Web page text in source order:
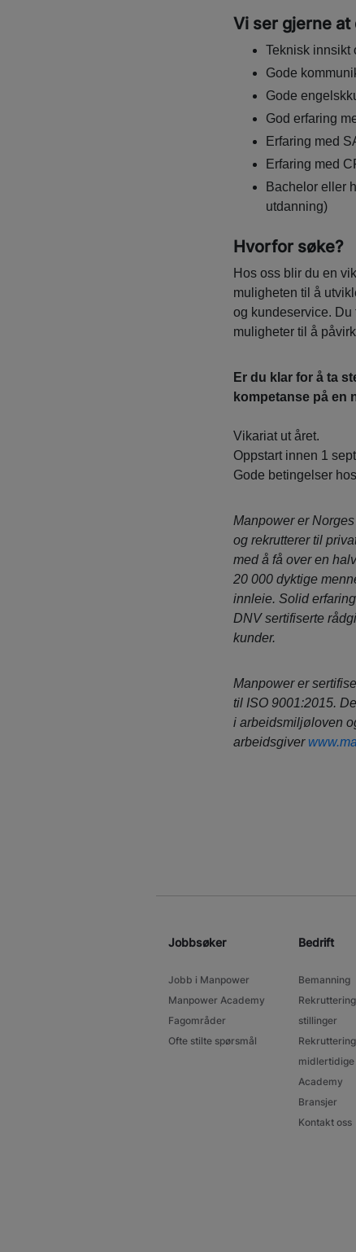
Vi ser gjerne at
Teknisk innsikt
Gode
Gode
God erfaring
Erfaring med
Erfaring med
Bachelor eller
utdanning)
Hvorfor søke?
Hos oss blir du en
muligheten til å
og kundeservice. Du
muligheter til å
Er du klar for å ta
kompetanse på en
Vikariat ut året.
Oppstart innen 1
Gode betingelser
Manpower er
og rekrutterer til
med å få over en
20 000 dyktige
innleie. Solid
DNV sertifiserte
kunder.
Manpower er
til ISO 9001:2015.
i arbeidsmiljøloven
arbeidsgiver
Jobbsøker
Jobb i Manpower
Manpower Academy
Fagområder
Ofte stilte spørsmål
Bedrift
Bemanning
stillinger
midlertidige
Academy
Bransjer
Kontakt oss